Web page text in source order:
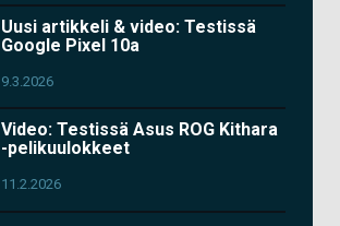
Uusi artikkeli & video: Testissä
Google Pixel 10a
9.3.2026
Video: Testissä Asus ROG Kithara
-pelikuulokkeet
11.2.2026